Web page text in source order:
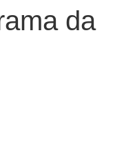
da